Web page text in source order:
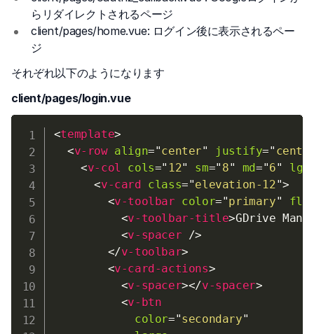
らリダイレクトされるページ
client/pages/home.vue: ログイン後に表示されるペー
ジ
それぞれ以下のようになります
client/pages/login.vue
<template>
<v-row align="center" justify="
<v-col cols=" 12" sm=" 8" md="6" lg
<v-card class="elevation-12">
<v-toolbar color="primary"
<v-toolbar-title>GDrive
<v-spacer
/>
</v-toolbar>
<v-card-actions>
<v-spacer></v-spacer>
<v-btn
color="secondary"